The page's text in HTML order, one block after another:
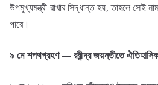
উপমুখ্যমন্ত্রী রাখার সিদ্ধান্ত হয়, তাহলে সেই
পারে।
৯মেশপথগ্রহণ —রবীন্দ্রজয়ন্তীতে